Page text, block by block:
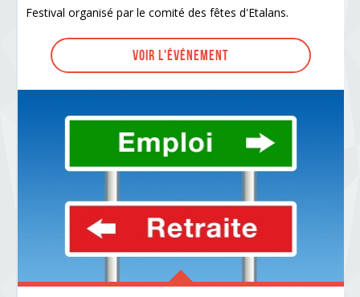
Festival organisé par le comité des fêtes d'Etalans.
Voir l'événement